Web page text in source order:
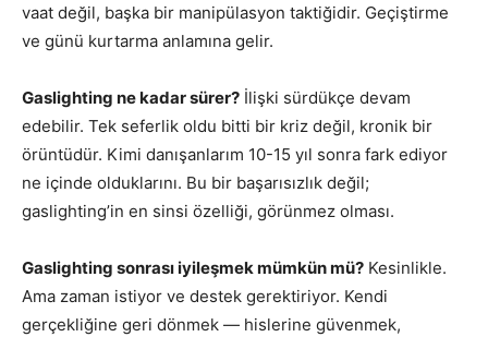
vaat değil, başka bir manipülasyon taktiğidir. Geçiştirme
ve günü kurtarma anlamına gelir.
Gaslighting ne kadar sürer? İlişki sürdükçe devam
edebilir. Tek seferlik oldu bitti bir kriz değil, kronik bir
örüntüdür. Kimi danışanlarım 10-15 yıl sonra fark ediyor
ne içinde olduklarını. Bu bir başarısızlık değil;
gaslighting’in en sinsi özelliği, görünmez olması.
Gaslighting sonrası iyileşmek mümkün mü? Kesinlikle.
Ama zaman istiyor ve destek gerektiriyor. Kendi
gerçekliğine geri dönmek — hislerine güvenmek,